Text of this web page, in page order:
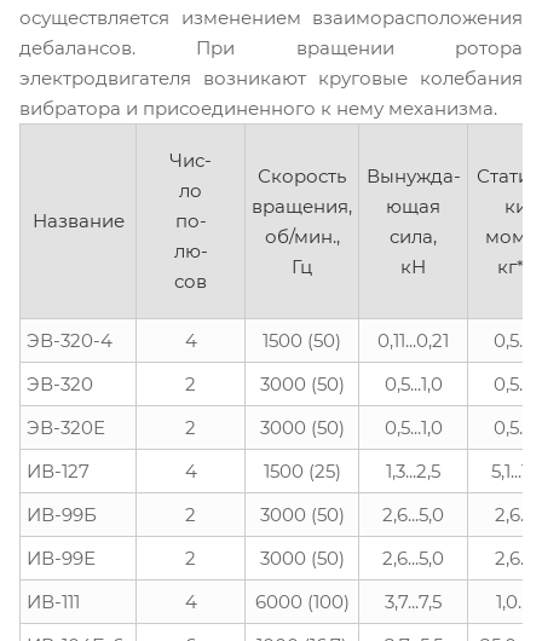
осущест­вляется изменением взаиморасположения
дебалансов. При вращении ротора
электродвигателя возникают круговые колебания
вибратора и присоединенного к нему механизма.
Название
Чис-
ло
по-
лю-
сов
Скорость
вращения,
об/мин.,
Гц
Вынужда-
ющая
сила,
кН
кий
ЭВ-320-4 4 1500 (50) 0,11...0,21
ЭВ-320
2 3000 (50) 0,5...1,0
ЭВ-320Е
2 3000 (50) 0,5...1,0
ИВ-127
4 1500 (25) 1,3...2,5
ИВ-99Б
2 3000 (50) 2,6...5,0
ИВ-99Е
2 3000 (50) 2,6...5,0
ИВ-111
4 6000 (100) 3,7...7,5